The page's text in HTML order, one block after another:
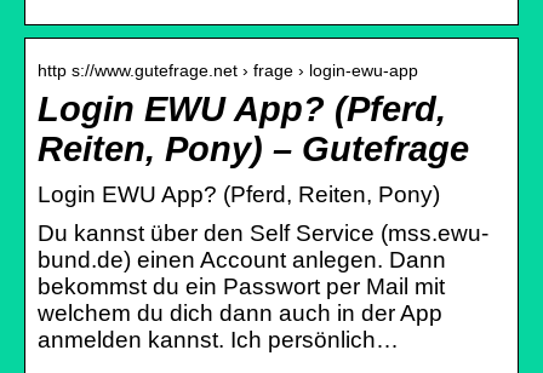
http s://www.gutefrage.net › frage › login-ewu-app
Login EWU App? (Pferd,
Reiten, Pony) – Gutefrage
Login EWU App? (Pferd, Reiten, Pony)
Du kannst über den Self Service (mss.ewu-
bund.de) einen Account anlegen. Dann
bekommst du ein Passwort per Mail mit
welchem du dich dann auch in der App
anmelden kannst. Ich persönlich…